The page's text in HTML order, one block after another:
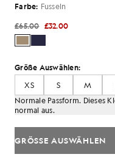
Farbe: Fusseln
£65.00 £32.00
Größe Auswählen:
XS
S M
Normale Passform. Dieses
normal aus.
GRÖSSE AUSWÄHLEN